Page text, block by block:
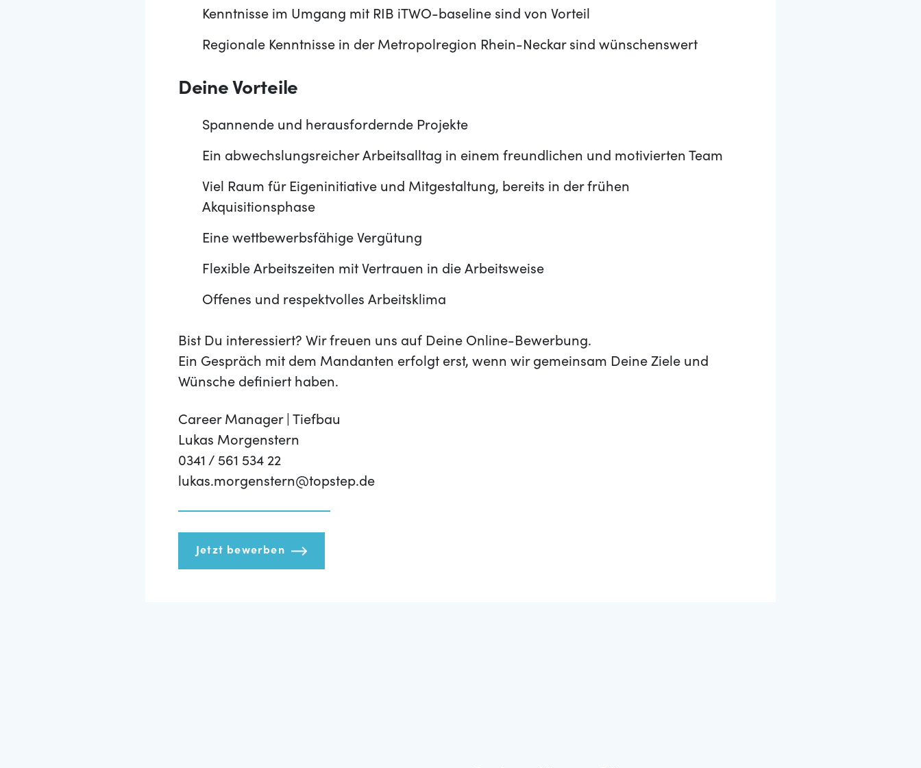
Kenntnisse im Umgang mit RIB iTWO-baseline sind von Vorteil
Regionale Kenntnisse in der Metropolregion Rhein-Neckar sind wünschenswert
Deine Vorteile
Spannende und herausfordernde Projekte
Ein abwechslungsreicher Arbeitsalltag in einem freundlichen und motivierten Team
Viel Raum für Eigeninitiative und Mitgestaltung, bereits in der frühen
Akquisitionsphase
Eine wettbewerbsfähige Vergütung
Flexible Arbeitszeiten mit Vertrauen in die Arbeitsweise
Offenes und respektvolles Arbeitsklima
Bist Du interessiert? Wir freuen uns auf Deine Online-Bewerbung.
Ein Gespräch mit dem Mandanten erfolgt erst, wenn wir gemeinsam Deine Ziele und
Wünsche definiert haben.
Career Manager | Tiefbau
Lukas Morgenstern
0341 / 561 534 22
lukas.morgenstern@topstep.de
Jetzt bewerben